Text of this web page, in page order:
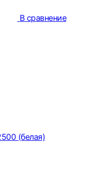
В сравнение
(белая)